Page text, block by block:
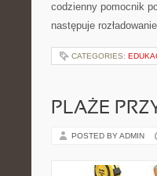
codzienny pomocnik
następuje
CATEGORIES:
PLAŻE
POSTED BY ADMIN